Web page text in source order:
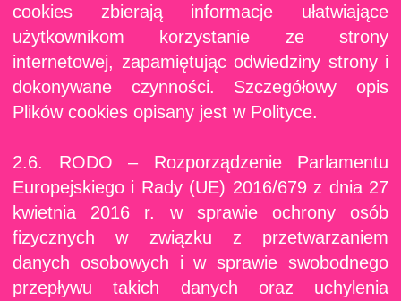
cookies zbierają informacje ułatwiające
użytkownikom korzystanie ze strony
internetowej, zapamiętując odwiedziny strony i
dokonywane czynności. Szczegółowy opis
Plików cookies opisany jest w Polityce.
2.6. RODO – Rozporządzenie Parlamentu
Europejskiego i Rady (UE) 2016/679 z dnia 27
kwietnia 2016 r. w sprawie ochrony osób
fizycznych w związku z przetwarzaniem
danych osobowych i w sprawie swobodnego
przepływu takich danych oraz uchylenia